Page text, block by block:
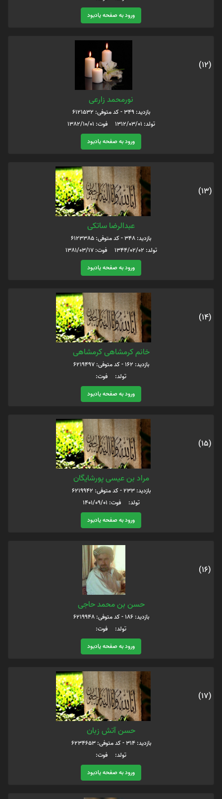
ورود به صفحه یادبود
(12)
نورمحمد زارعی
بازدید: 349 - کد متوفی: 6121532
تولد: 1312/03/01 فوت: 1382/10/01
ورود به صفحه یادبود
(13)
عبدالرضا ساتکی
بازدید: 348 - کد متوفی: 6123385
تولد: 1344/02/02 فوت: 1381/03/17
ورود به صفحه یادبود
(14)
خانم کرمشاهی کرمشاهی
بازدید: 162 - کد متوفی: 6219497
تولد: فوت:
ورود به صفحه یادبود
(15)
مراد بن عیسی پورشایگان
بازدید: 233 - کد متوفی: 6219942
تولد: فوت: 1401/09/01
ورود به صفحه یادبود
(16)
حسن بن محمد حاجی
بازدید: 186 - کد متوفی: 6219948
تولد: فوت:
ورود به صفحه یادبود
(17)
حسن آتش زبان
بازدید: 314 - کد متوفی: 6234653
تولد: فوت:
ورود به صفحه یادبود